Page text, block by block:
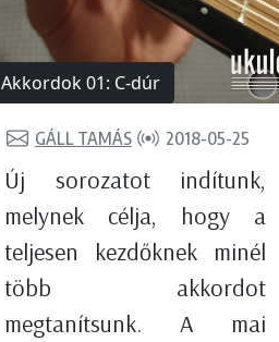
Akkordok 01: C-dúr
GÁLL TAMÁS 2018-05-25
Új sorozatot indítunk,
melynek célja, hogy a
teljesen kezdőknek minél
több akkordot
megtanítsunk. A mai